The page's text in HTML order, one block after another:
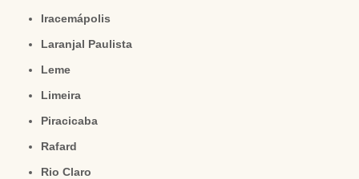
Iracemápolis
Laranjal Paulista
Leme
Limeira
Piracicaba
Rafard
Rio Claro